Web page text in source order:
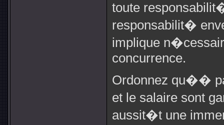
toute
responsabilit�
implique
concurrence.
Ordonnez qu��
et le salaire sont
aussit�t une